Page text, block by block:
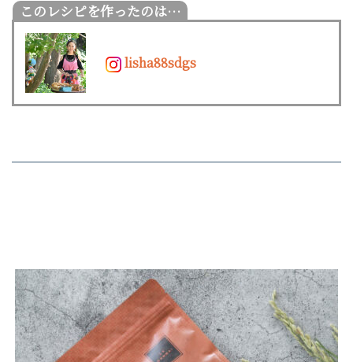
lisha88sdgs